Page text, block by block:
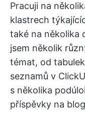
Pracuji na
klastrech
také na několika
jsem několik
témat, od
seznamů v
s několika
příspěvky na